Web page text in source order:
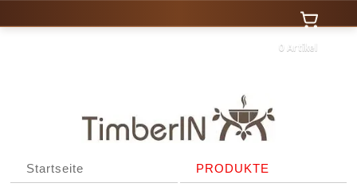
0 Artikel
Startseite PRODUKTE